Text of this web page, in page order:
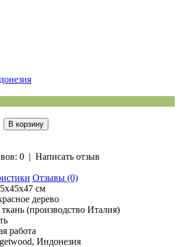
0 | Написать отзыв
Отзывы (0)
см
дерево
(производство Италия)
работа
Индонезия